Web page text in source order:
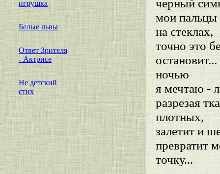
игрушка
Белые львы
Ответ Зрителя
- Актрисе
Не детский
стих
черный
мои
на стеклах,
точно это
ночью
я мечтаю -
разрезая
плотных,
залетит и
превратит
точку...